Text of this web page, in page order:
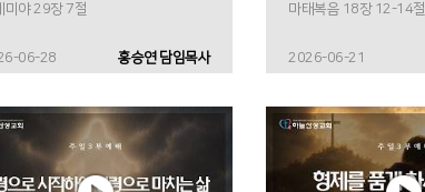
미야 29장 7절
06-28 홍승연 담임목사
마태복음 18장 12-14절
2026-06-21